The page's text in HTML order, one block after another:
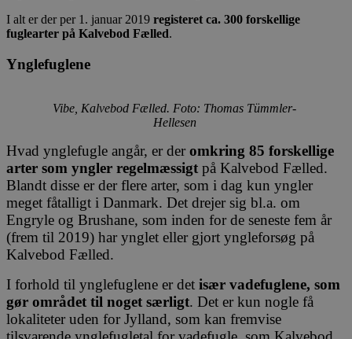
I alt er der per 1. januar 2019 registeret ca. 300 forskellige
fuglearter på Kalvebod Fælled.
Ynglefuglene
Vibe, Kalvebod Fælled. Foto: Thomas Tümmler-
Hellesen
Hvad ynglefugle angår, er der omkring 85 forskellige
arter som yngler regelmæssigt på Kalvebod Fælled.
Blandt disse er der flere arter, som i dag kun yngler
meget fåtalligt i Danmark. Det drejer sig bl.a. om
Engryle og Brushane, som inden for de seneste fem år
(frem til 2019) har ynglet eller gjort yngleforsøg på
Kalvebod Fælled.
I forhold til ynglefuglene er det især vadefuglene, som
gør området til noget særligt. Det er kun nogle få
lokaliteter uden for Jylland, som kan fremvise